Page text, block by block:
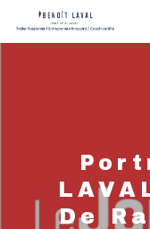
Hit enter to
De